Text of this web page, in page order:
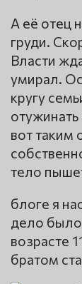
А её отец
груди.
Власти
умирал.
кругу
вот таким
тело
блоге я
дело было
возрасте
братом